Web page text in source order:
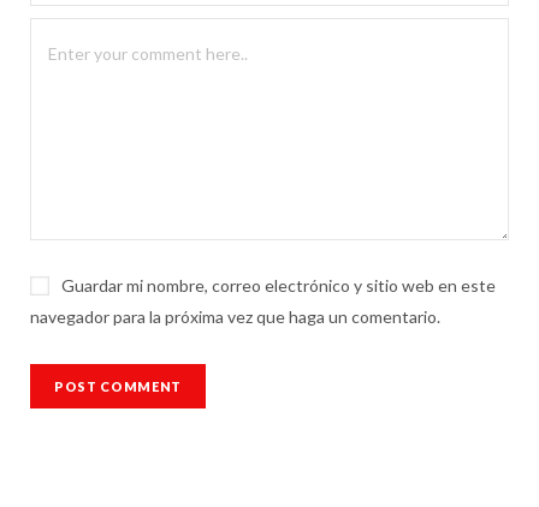
Guardar mi nombre, correo electrónico y sitio web en este
navegador para la próxima vez que haga un comentario.